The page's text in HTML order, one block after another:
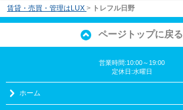
賃貸・売買・管理はLUX > トレフル日野
ページトップに戻る
営業時間:10:00～19:00
定休日:水曜日
ホーム